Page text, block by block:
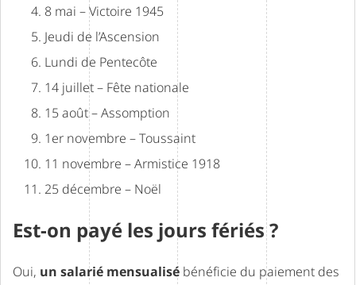
8 mai – Victoire 1945
Jeudi de l’Ascension
Lundi de Pentecôte
14 juillet – Fête nationale
15 août – Assomption
1er novembre – Toussaint
11 novembre – Armistice 1918
25 décembre – Noël
Est-on payé les jours fériés ?
Oui, un salarié mensualisé bénéficie du paiement des